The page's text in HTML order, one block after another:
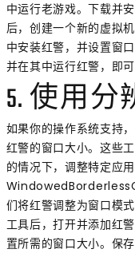
中运行老游戏。下载并
后，创建一个新的虚拟
中安装红警，并设置窗
并在其中运行红警，即
5. 使用
如果你的操作系统支持
红警的窗口大小。这些
的情况下，调整特定应
们将红警调整为窗口模
工具后，打开并添加红
置所需的窗口大小。保